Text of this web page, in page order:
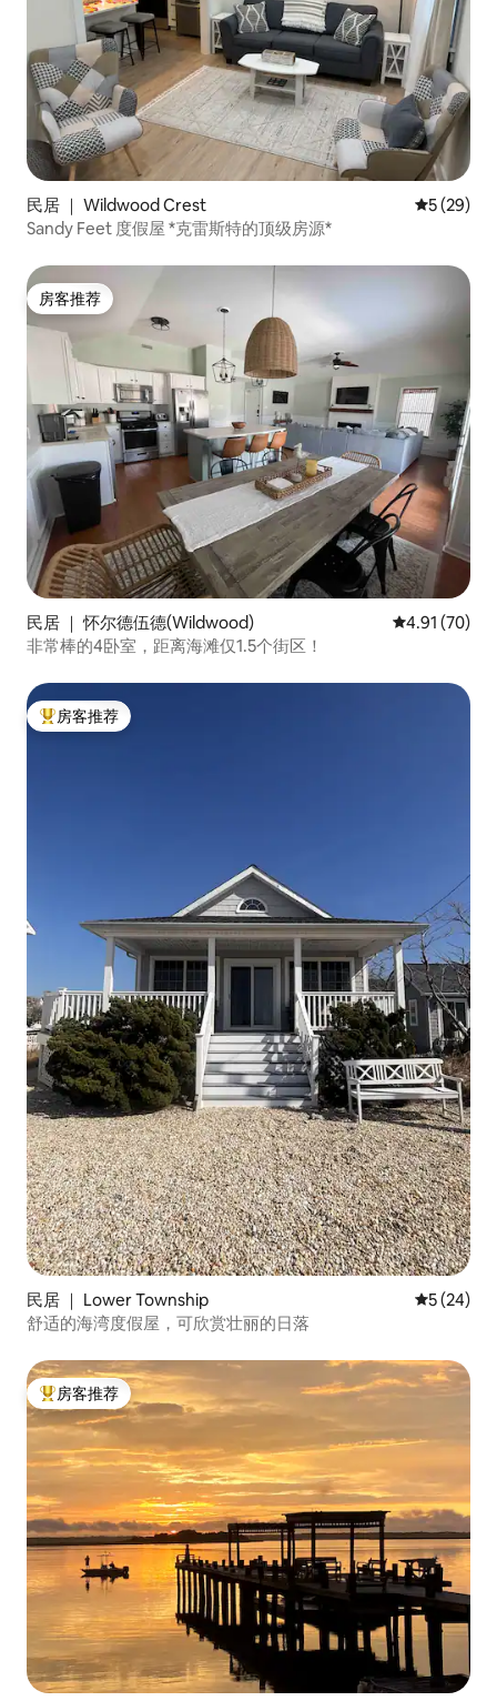
民居 ｜ Wildwood Crest 平均评分
5 (29)
Sandy Feet 度假屋 *克雷斯特的顶级房源*
房客推荐
房客推荐
民居 ｜ 怀尔德伍德(Wildwood) 平均评分
4.91 (70)
非常棒的4卧室，距离海滩仅1.5个街区！
热门「房客推荐」
房客推荐
民居 ｜ Lower Township 平均评分
5 (24)
舒适的海湾度假屋，可欣赏壮丽的日落
热门「房客推荐」
房客推荐